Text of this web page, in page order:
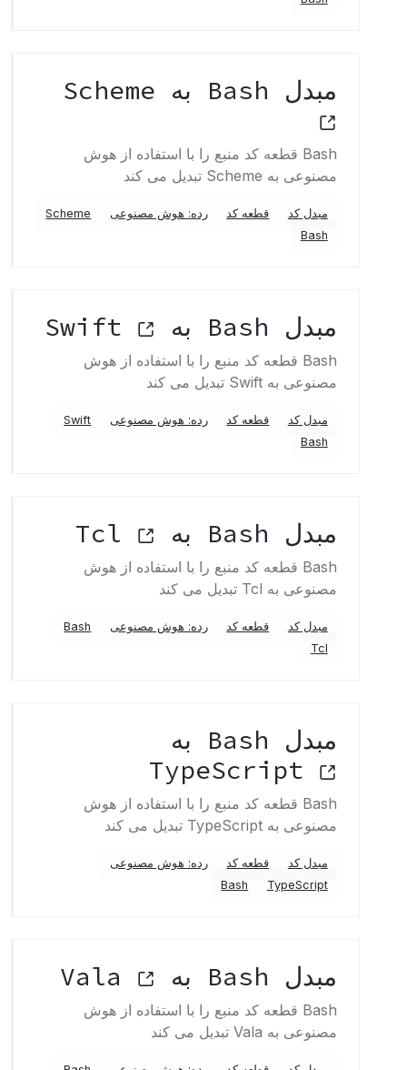
مبدل Bash به Scheme
Bash قطعه کد منبع را با استفاده از هوش
مصنوعی به Scheme تبدیل می کند
مبدل کد قطعه کد رده: هوش مصنوعی
Scheme
Bash
مبدل Bash به Swift
Bash قطعه کد منبع را با استفاده از هوش
مصنوعی به Swift تبدیل می کند
مبدل کد قطعه کد رده: هوش مصنوعی
Swift
Bash
مبدل Bash به Tcl
Bash قطعه کد منبع را با استفاده از هوش
مصنوعی به Tcl تبدیل می کند
مبدل کد قطعه کد رده: هوش مصنوعی
Bash
Tcl
مبدل Bash به
TypeScript
Bash قطعه کد منبع را با استفاده از هوش
مصنوعی به TypeScript تبدیل می کند
مبدل کد قطعه کد
رده: هوش مصنوعی
TypeScript
Bash
مبدل Bash به Vala
Bash قطعه کد منبع را با استفاده از هوش
مصنوعی به Vala تبدیل می کند